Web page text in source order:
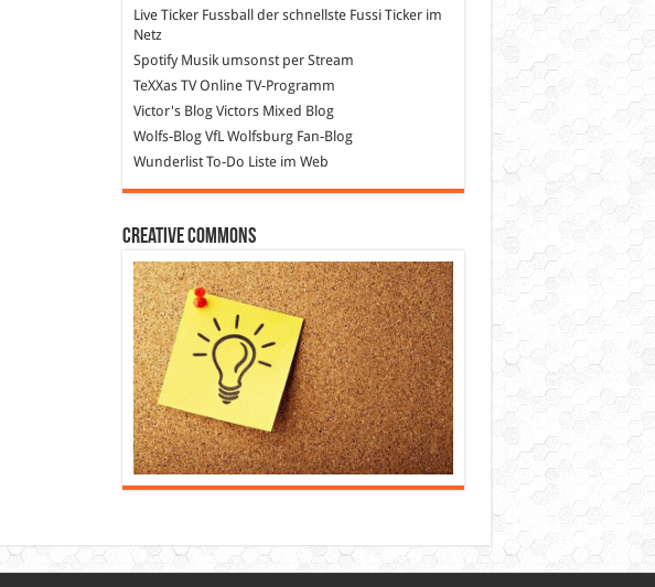
Live Ticker Fussball
der schnellste Fussi Ticker im
Netz
SpotifyMusik umsonst per Stream
TeXXas TVOnline TV-Programm
Victor's BlogVictors Mixed Blog
Wolfs-BlogVfL Wolfsburg Fan-Blog
WunderlistTo-Do Liste im Web
Creative Commons